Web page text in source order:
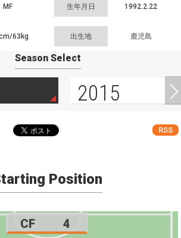
MF 生年月日 1992.2.22
63kg 出生地 鹿児島
Season Select
2015
RSS
Position
CF 4